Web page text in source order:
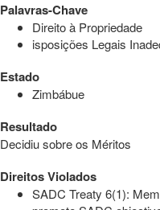
Palavras-Chave
Direito à Propriedade
isposições Legais
Estado
Zimbábue
Resultado
Decidiu sobre os Méritos
Direitos Violados
SADC Treaty 6(1):